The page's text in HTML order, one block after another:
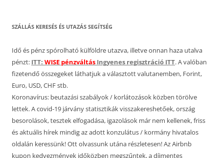
SZÁLLÁS KERESÉS ÉS UTAZÁS SEGÍTSÉG
Idő és pénz spórolható külföldre utazva, illetve onnan haza utalva
pénzt: ITT: WISE pénzváltás Ingyenes regisztráció ITT. A valóban
fizetendő összegeket láthatjuk a választott valutanemben, Forint,
Euro, USD, CHF stb.
Koronavírus: beutazási szabályok / korlátozások közben törölve
lettek. A covid-19 járvány statisztikák visszakereshetőek, ország
besorolások, tesztek elfogadása, igazolások már nem kellenek, friss
és aktuális hírek mindig az adott konzulátus / kormány hivatalos
oldalán keressünk! Ott olvassunk utána részletesen! Az Airbnb
kupon kedvezmények időközben megszűntek, a díjmentes